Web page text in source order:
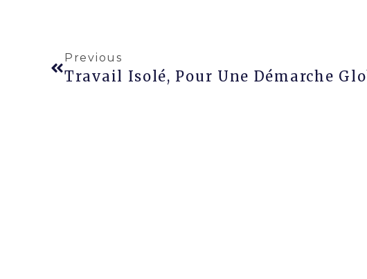
Previous